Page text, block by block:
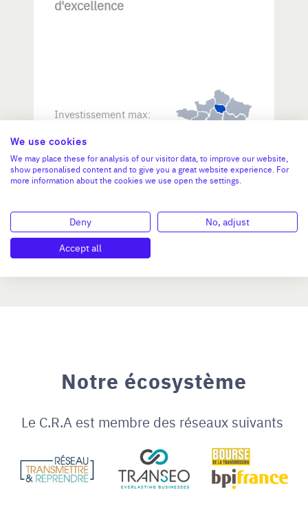
d'excellence
Investissement max:
N°47264
Notre écosystème
Le C.R.A est membre des réseaux suivants
We use cookies
We may place these for analysis of our visitor data, to improve our website,
show personalised content and to give you a great website experience. For
more information about the cookies we use open the settings.
Deny
No, adjust
Accept all